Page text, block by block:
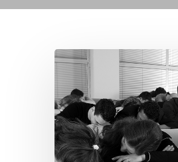
Hit enter to search